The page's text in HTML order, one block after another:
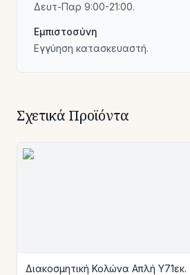
Δευτ-Παρ 9:00-21:00.
Εμπιστοσύνη
Εγγύηση κατασκευαστή.
Σχετικά Προϊόντα
Διακοσμητική Κολώνα Απλή Υ71εκ.